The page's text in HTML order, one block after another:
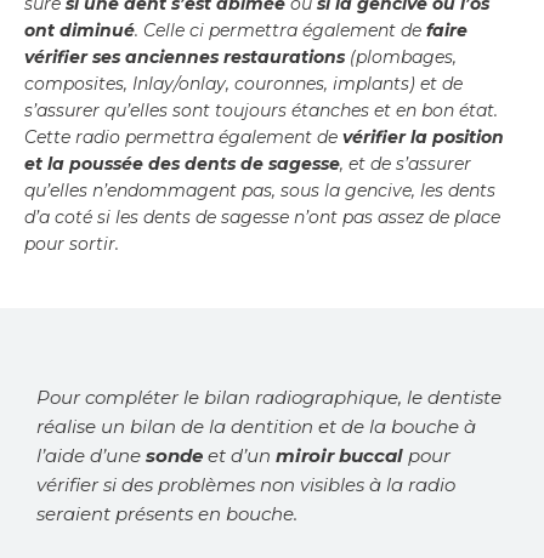
ont diminué. Celle ci permettra également de faire
vérifier ses anciennes restaurations (plombages,
composites, Inlay/onlay, couronnes, implants) et de
s’assurer qu’elles sont toujours étanches et en bon état.
Cette radio permettra également de vérifier la position
et la poussée des dents de sagesse, et de s’assurer
qu’elles n’endommagent pas, sous la gencive, les dents
d’a coté si les dents de sagesse n’ont pas assez de place
pour sortir.
Pour compléter le bilan radiographique, le dentiste
réalise un bilan de la dentition et de la bouche à
l’aide d’une sonde et d’un miroir buccal pour
vérifier si des problèmes non visibles à la radio
seraient présents en bouche.